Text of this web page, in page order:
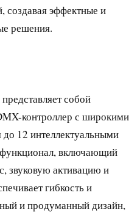
создавая эффектные и
решения.
собой
контроллер с широкими
12 интеллектуальными
включающий
звуковую активацию и
гибкость и
и продуманный дизайн,